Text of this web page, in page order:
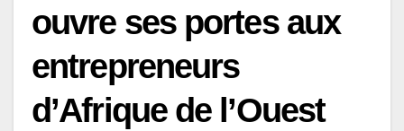
ouvre ses portes aux
entrepreneurs
d’Afrique de l’Ouest